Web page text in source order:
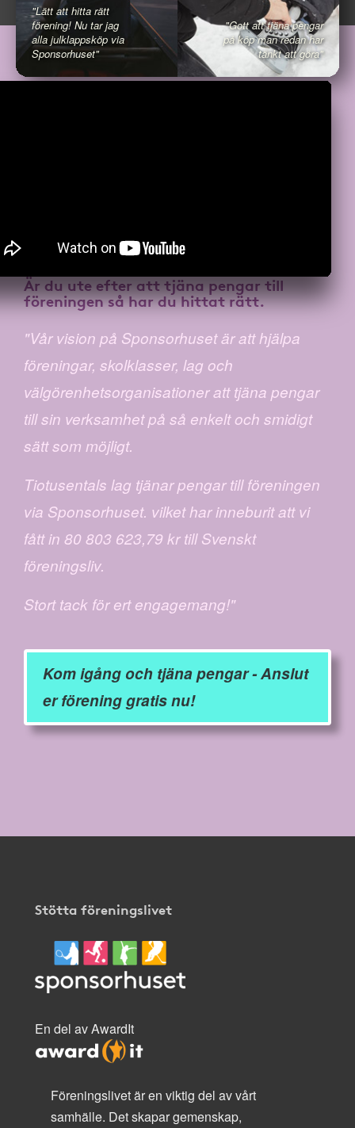
"Lätt att hitta rätt
förening! Nu tar jag
alla julklappsköp via
Sponsorhuset"
"Gott att tjäna pengar
på köp man redan har
tänkt att göra"
Är du ute efter atttjäna pengar till
föreningenså har du hittat rätt.
"Vår vision på Sponsorhuset är att hjälpa
föreningar, skolklasser, lag och
välgörenhetsorganisationer att tjäna pengar
till sin verksamhet på så enkelt och smidigt
sätt som möjligt.
Tiotusentals lag tjänar pengar till föreningen
via Sponsorhuset. vilket har inneburit att vi
fått in 80 803 623,79 kr till Svenskt
föreningsliv.
Stort tack för ert engagemang!"
Kom igång och tjäna pengar - Anslut
er förening gratis nu!
Stötta föreningslivet
En del av AwardIt
Föreningslivet är en viktig del av vårt
samhälle. Det skapar gemenskap,